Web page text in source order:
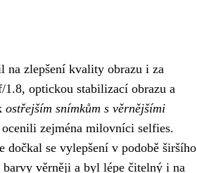
na zlepšení kvality obrazu i za
optickou stabilizací obrazu a
ostřejším snímkům s věrnějšími
zejména milovníci selfies.
dočkal se vylepšení v podobě širšího
věrněji a byl lépe čitelný i na